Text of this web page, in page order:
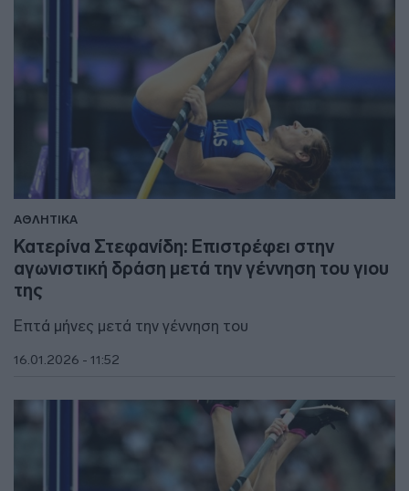
ΑΘΛΗΤΙΚΑ
Κατερίνα Στεφανίδη: Επιστρέφει στην
αγωνιστική δράση μετά την γέννηση του γιου
της
Επτά μήνες μετά την γέννηση του
16.01.2026 - 11:52